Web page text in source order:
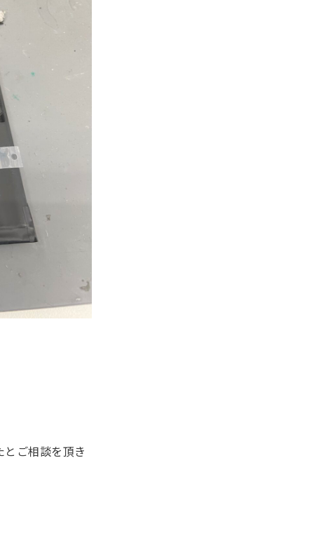
ご相談を頂き